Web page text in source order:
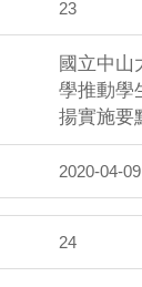
23
國立中山
學推動學
揚實施要
2020-04-09
24